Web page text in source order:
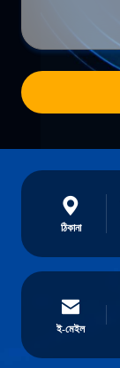
ঠিকানা
ই-মেইল